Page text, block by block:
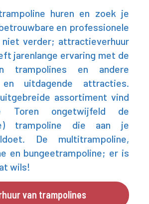
huren en zoek je
en professionele
verder; attractieverhuur
jarenlange ervaring met de
trampolines en andere
en uitdagende attracties.
assortiment vind
ongetwijfeld de
trampoline die aan je
De multitrampoline,
en bungeetrampoline; er is
wils!
van trampolines